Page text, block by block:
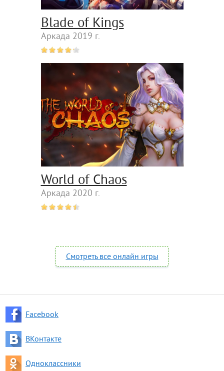
Blade of Kings
Аркада 2019 г.
World of Chaos
Аркада 2020 г.
Смотреть все онлайн игры
Facebook
ВКонтакте
Одноклассники